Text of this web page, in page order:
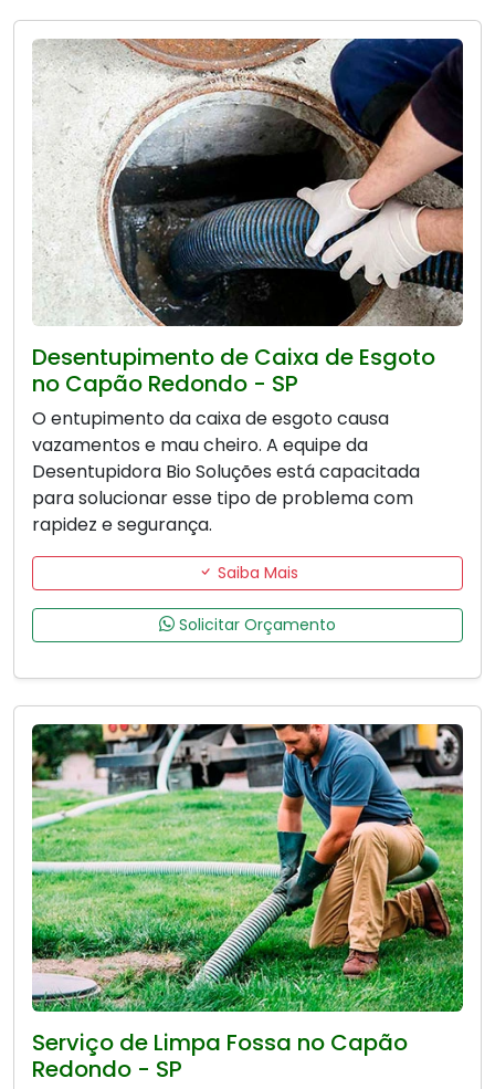
Desentupimento de Caixa de Esgoto
no Capão Redondo - SP
O entupimento da caixa de esgoto causa
vazamentos e mau cheiro. A equipe da
Desentupidora Bio Soluções está capacitada
para solucionar esse tipo de problema com
rapidez e segurança.
Saiba Mais
Solicitar Orçamento
Serviço de Limpa Fossa no Capão
Redondo - SP